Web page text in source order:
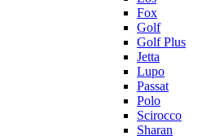
Fox
Golf
Golf Plus
Jetta
Lupo
Passat
Polo
Scirocco
Sharan